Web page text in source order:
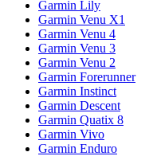
Garmin Lily
Garmin Venu X1
Garmin Venu 4
Garmin Venu 3
Garmin Venu 2
Garmin Forerunner
Garmin Instinct
Garmin Descent
Garmin Quatix 8
Garmin Vivo
Garmin Enduro